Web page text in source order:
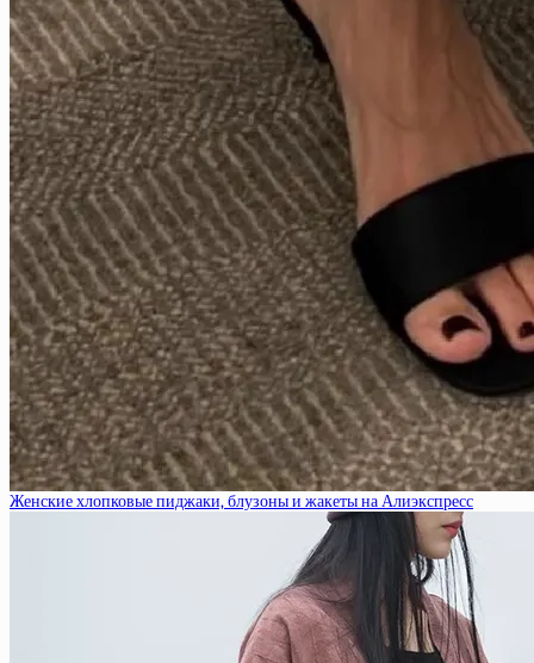
Женские хлопковые пиджаки, блузоны и жакеты на Алиэкспресс